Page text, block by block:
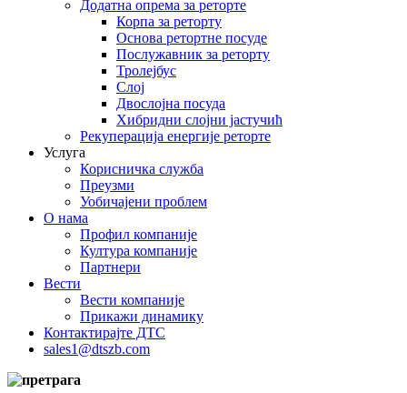
Додатна опрема за реторте
Корпа за реторту
Основа ретортне посуде
Послужавник за реторту
Тролејбус
Слој
Двослојна посуда
Хибридни слојни јастучић
Рекуперација енергије реторте
Услуга
Корисничка служба
Преузми
Уобичајени проблем
О нама
Профил компаније
Култура компаније
Партнери
Вести
Вести компаније
Прикажи динамику
Контактирајте ДТС
sales1@dtszb.com